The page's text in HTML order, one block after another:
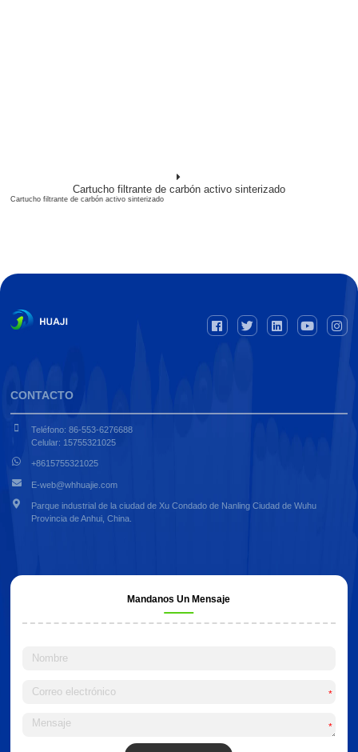
Cartucho filtrante de carbón activo sinterizado
Cartucho filtrante de carbón activo sinterizado
CONTACTO
Teléfono: 86-553-6276688
Celular: 15755321025
+8615755321025
E-web@whhuajie.com
Parque industrial de la ciudad de Xu Condado de Nanling Ciudad de Wuhu
Provincia de Anhui, China.
Mandanos Un Mensaje
*
*